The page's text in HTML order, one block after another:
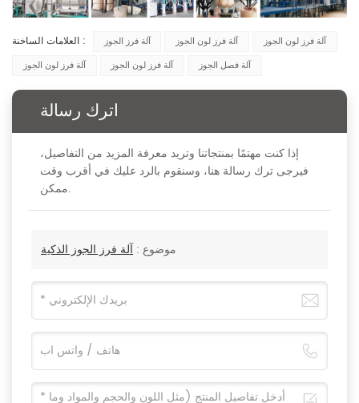
العلامات الساخنة : آلة فرز الجوز آلة فرز لون الجوز
آلة فرز لون الجوز
آلة فرز لون الجوز
آلة فرز لون الجوز آلة فصل الجوز
اترك رسالة
إذا كنت مهتمًا بمنتجاتنا وتريد معرفة المزيد من التفاصيل،
فيرجى ترك رسالة هنا، وسنقوم بالرد عليك في أقرب وقت
ممكن.
موضوع :آلة فرز الجوز الذكية